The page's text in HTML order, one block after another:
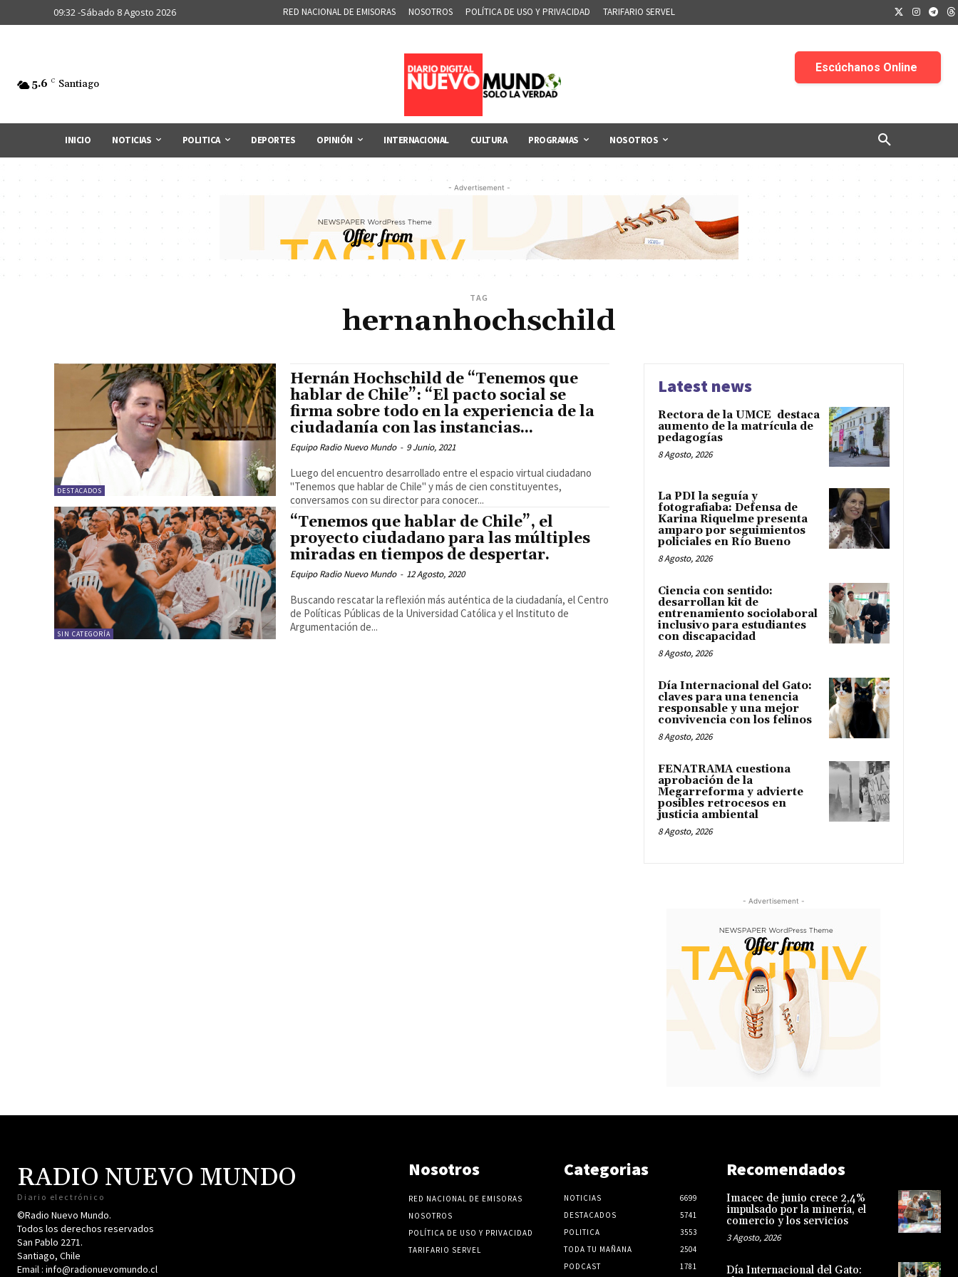
09:32 -Sábado 8 Agosto 2026 RED NACIONAL DE EMISORAS NOSOTROS POLÍTICA DE USO Y PRIVACIDAD TARIFARIO SERVEL
5.6 C Santiago
INICIO NOTICIAS POLITICA DEPORTES OPINIÓN INTERNACIONAL CULTURA PROGRAMAS NOSOTROS
- Advertisement -
TAG
hernanhochschild
DESTACADOS
Hernán Hochschild de “Tenemos que
hablar de Chile”: “El pacto social se
firma sobre todo en la experiencia de la
ciudadanía con las instancias...
Equipo Radio Nuevo Mundo - 9 Junio, 2021
Luego del encuentro desarrollado entre el espacio virtual ciudadano
"Tenemos que hablar de Chile" y más de cien constituyentes,
conversamos con su director para conocer...
SIN CATEGORÍA
“Tenemos que hablar de Chile”, el
proyecto ciudadano para las múltiples
miradas en tiempos de despertar.
Equipo Radio Nuevo Mundo - 12 Agosto, 2020
Buscando rescatar la reflexión más auténtica de la ciudadanía, el Centro
de Políticas Públicas de la Universidad Católica y el Instituto de
Argumentación de...
Latest news
Rectora de la UMCE destaca
aumento de la matrícula de
pedagogías
8 Agosto, 2026
La PDI la seguía y
fotografiaba: Defensa de
Karina Riquelme presenta
amparo por seguimientos
policiales en Río Bueno
8 Agosto, 2026
Ciencia con sentido:
desarrollan kit de
entrenamiento sociolaboral
inclusivo para estudiantes
con discapacidad
8 Agosto, 2026
Día Internacional del Gato:
claves para una tenencia
responsable y una mejor
convivencia con los felinos
8 Agosto, 2026
FENATRAMA cuestiona
aprobación de la
Megarreforma y advierte
posibles retrocesos en
justicia ambiental
8 Agosto, 2026
- Advertisement -
RADIO NUEVO MUNDO
Diario electrónico
©Radio Nuevo Mundo.
Todos los derechos reservados
San Pablo 2271.
Santiago, Chile
Email : info@radionuevomundo.cl
Nosotros
RED NACIONAL DE EMISORAS
NOSOTROS
POLÍTICA DE USO Y PRIVACIDAD
TARIFARIO SERVEL
Categorias
NOTICIAS
6699
DESTACADOS
5741
POLITICA
3553
TODA TU MAÑANA
2504
PODCAST
1781
Recomendados
Imacec de junio crece 2,4%
impulsado por la minería, el
comercio y los servicios
3 Agosto, 2026
Día Internacional del Gato: